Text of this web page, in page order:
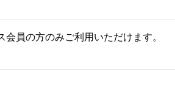
員の方のみご利用いただけます。